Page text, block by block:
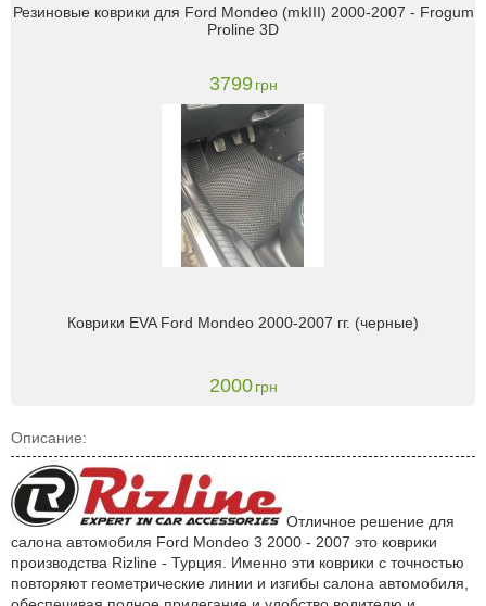
Резиновые коврики для Ford Mondeo (mkIII) 2000-2007 - Frogum
Proline 3D
3799 грн
Коврики EVA Ford Mondeo 2000-2007 гг. (черные)
2000 грн
Описание:
Отличное решение для
салона автомобиля Ford Mondeo 3 2000 - 2007 это коврики
производства Rizline - Турция. Именно эти коврики с точностью
повторяют геометрические линии и изгибы салона автомобиля,